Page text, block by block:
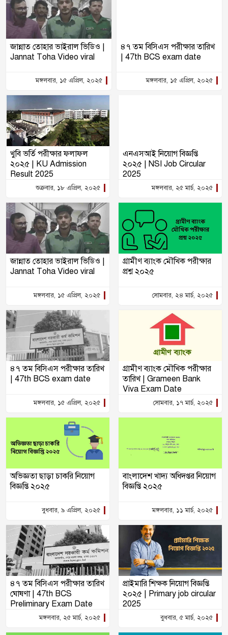
জান্নাত তোহার ভাইরাল ভিডিও |
Jannat Toha Video viral
মঙ্গলবার, ১৫ এপ্রিল, ২০২৫
৪৭ তম বিসিএস পরীক্ষার তারিখ
| 47th BCS exam date
মঙ্গলবার, ১৫ এপ্রিল, ২০২৫
খুবি ভর্তি পরীক্ষার ফলাফল
২০২৫ | KU Admission
Result 2025
শুক্রবার, ১৮ এপ্রিল, ২০২৫
জান্নাত তোহার ভাইরাল ভিডিও |
Jannat Toha Video viral
মঙ্গলবার, ১৫ এপ্রিল, ২০২৫
৪৭ তম বিসিএস পরীক্ষার তারিখ
| 47th BCS exam date
মঙ্গলবার, ১৫ এপ্রিল, ২০২৫
অভিজ্ঞতা ছাড়া চাকরি নিয়োগ
বিজ্ঞপ্তি ২০২৫
বুধবার, ৯ এপ্রিল, ২০২৫
৪৭ তম বিসিএস পরীক্ষার তারিখ
ঘোষণা | 47th BCS
Preliminary Exam Date
মঙ্গলবার, ২৫ মার্চ, ২০২৫
এনএসআই নিয়োগ বিজ্ঞপ্তি
২০২৫ | NSI Job Circular
2025
মঙ্গলবার, ২৫ মার্চ, ২০২৫
গ্রামীণ ব্যাংক মৌখিক পরীক্ষার
প্রশ্ন ২০২৫
সোমবার, ২৪ মার্চ, ২০২৫
গ্রামীণ ব্যাংক মৌখিক পরীক্ষার
তারিখ | Grameen Bank
Viva Exam Date
সোমবার, ১৭ মার্চ, ২০২৫
বাংলাদেশ খাদ্য অধিদপ্তর নিয়োগ
বিজ্ঞপ্তি ২০২৫
মঙ্গলবার, ১১ মার্চ, ২০২৫
প্রাইমারি শিক্ষক নিয়োগ বিজ্ঞপ্তি
২০২৫ | Primary job circular
2025
বুধবার, ৫ মার্চ, ২০২৫